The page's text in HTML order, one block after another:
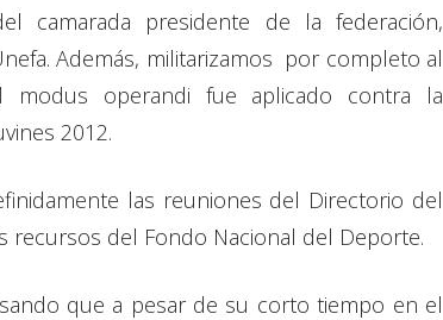
camarada presidente de la federación,
Además, militarizamos por completo al
modus operandi fue aplicado contra la
2012.
las reuniones del Directorio del
recursos del Fondo Nacional del Deporte.
que a pesar de su corto tiempo en el